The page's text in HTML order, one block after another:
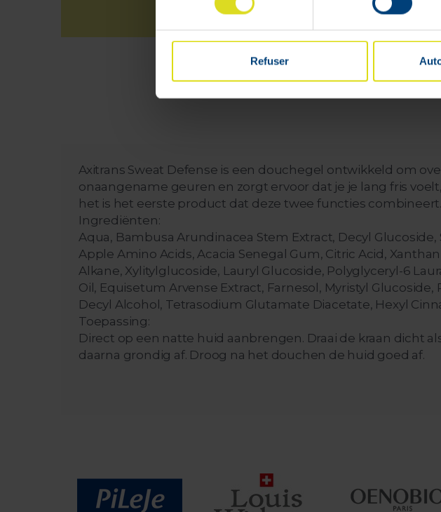
Refuser
Snelle & gratis
Axitrans Sweat Defense is een douchegel ontwikkeld om
onaangename geuren en zorgt ervoor dat je je lang fris
het is het eerste product dat deze twee functies
Ingrediënten:
Aqua, Bambusa Arundinacea Stem Extract, Decyl
Apple Amino Acids, Acacia Senegal Gum, Citric Acid,
Alkane, Xylitylglucoside, Lauryl Glucoside, Polyglyceryl-6
Oil, Equisetum Arvense Extract, Farnesol, Myristyl
Decyl Alcohol, Tetrasodium Glutamate Diacetate, Hexyl
Toepassing:
Direct op een natte huid aanbrengen. Draai de kraan dicht
daarna grondig af. Droog na het douchen de huid goed af.